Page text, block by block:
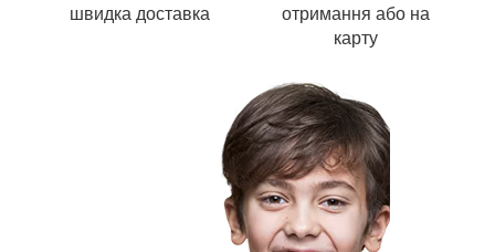
швидка доставка
отримання або на
карту